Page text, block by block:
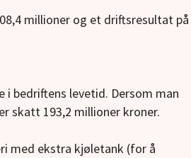
millioner og et driftsresultat på
bedriftens levetid. Dersom man
skatt 193,2 millioner kroner.
med ekstra kjøletank (for å